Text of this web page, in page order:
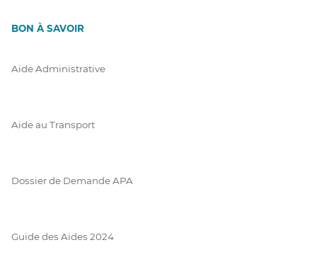
BON À SAVOIR
Aide Administrative
Aide au Transport
Dossier de Demande APA
Guide des Aides 2024